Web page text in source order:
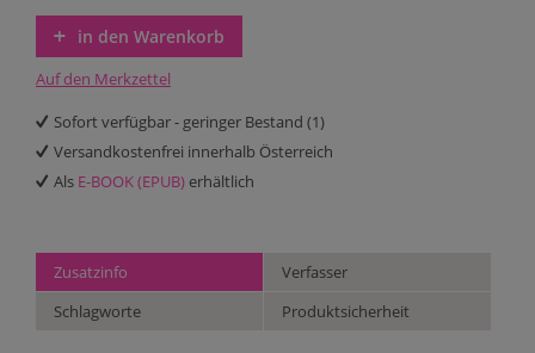
in den Warenkorb
Auf den Merkzettel
Sofort verfügbar - geringer Bestand (1)
Versandkostenfrei innerhalb Österreich
Als E-BOOK (EPUB) erhältlich
Zusatzinfo
Verfasser
Schlagworte
Produktsicherheit